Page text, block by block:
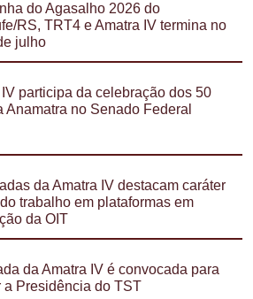
do Agasalho 2026 do
RS, TRT4 e Amatra IV termina no
julho
participa da celebração dos 50
Anamatra no Senado Federal
da Amatra IV destacam caráter
trabalho em plataformas em
da OIT
da Amatra IV é convocada para
a Presidência do TST